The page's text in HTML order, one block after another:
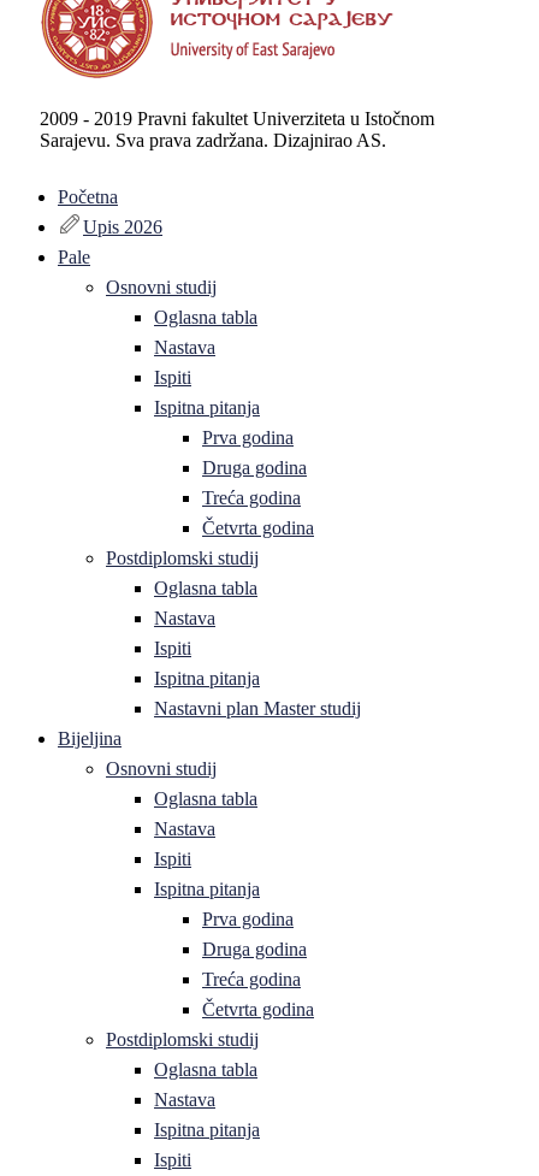
2009 - 2019 Pravni fakultet Univerziteta u Istočnom
Sarajevu. Sva prava zadržana. Dizajnirao AS.
Početna
Upis 2026
Pale
Osnovni studij
Oglasna tabla
Nastava
Ispiti
Ispitna pitanja
Prva godina
Druga godina
Treća godina
Četvrta godina
Postdiplomski studij
Oglasna tabla
Nastava
Ispiti
Ispitna pitanja
Nastavni plan Master studij
Bijeljina
Osnovni studij
Oglasna tabla
Nastava
Ispiti
Ispitna pitanja
Prva godina
Druga godina
Treća godina
Četvrta godina
Postdiplomski studij
Oglasna tabla
Nastava
Ispitna pitanja
Ispiti